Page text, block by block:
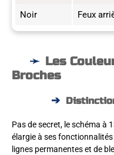
Noir
Feux
Les
Broches
Pas de secret, le schéma à
élargie à ses
lignes permanentes et de